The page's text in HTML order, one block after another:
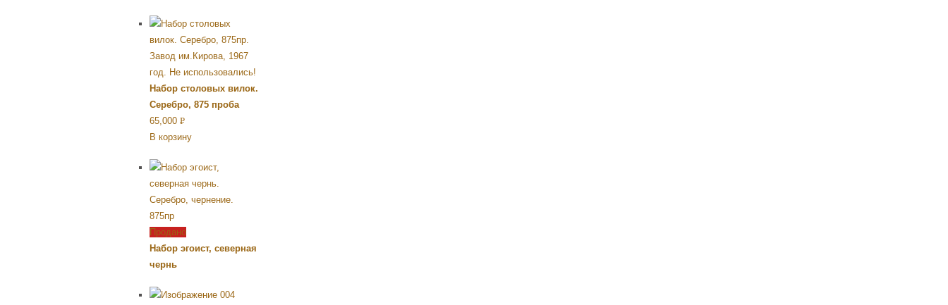
Набор столовых вилок.
Серебро, 875 проба
65,000 Р
УБ.
В корзину
Продано
Набор эгоист, северная
чернь